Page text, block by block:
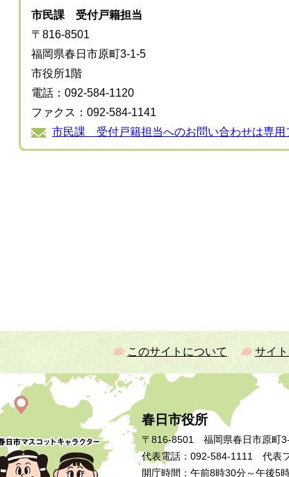
市民課 受付戸籍担当
〒816-8501
福岡県春日市原町3-1-5
市役所1階
電話：092-584-1120
ファクス：092-584-1141
市民課 受付戸籍担当へのお問い合わせは専用
このサイトについて サイ
春日市役所
〒816-8501 福岡県春日市原町
代表電話：092-584-1111 代表
開庁時間：午前8時30分～午後5